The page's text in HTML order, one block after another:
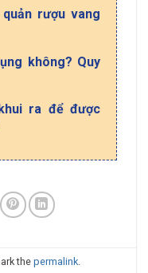
rượu vang
không? Quy
ra để được
thepermalink